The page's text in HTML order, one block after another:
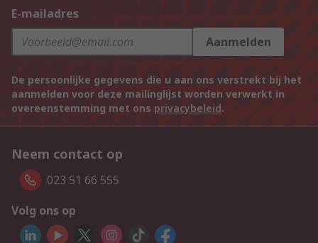
E-mailadres
Aanmelden
De persoonlijke gegevens die u aan ons verstrekt bij het
aanmelden voor deze mailinglijst worden verwerkt in
overeenstemming met ons privacybeleid.
Neem contact op
023 51 66 555
Volg ons op